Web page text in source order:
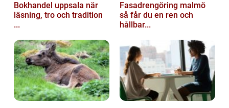
Bokhandel uppsala när
läsning, tro och tradition
...
Fasadrengöring malmö
så får du en ren och
hållbar...